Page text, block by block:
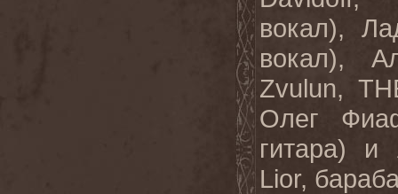
вокал),
вокал),
Zvulun,
Олег
гитара) и
Lior,